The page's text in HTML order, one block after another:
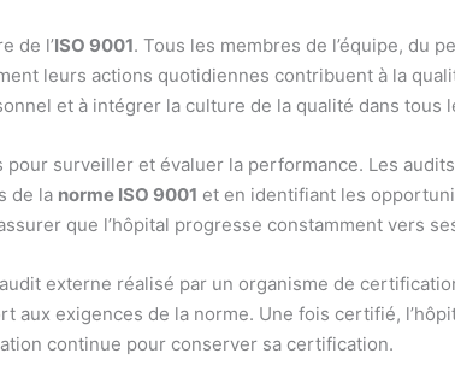
de l’ISO 9001. Tous les membres de l’équipe, du
leurs actions quotidiennes contribuent à la
et à intégrer la culture de la qualité dans tous
surveiller et évaluer la performance. Les
de la norme ISO 9001 et en identifiant les
que l’hôpital progresse constamment vers
externe réalisé par un organisme de
aux exigences de la norme. Une fois certifié,
continue pour conserver sa certification.